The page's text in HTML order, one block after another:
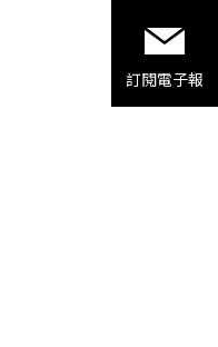
訂閱電子報